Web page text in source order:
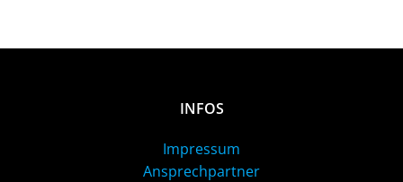
INFOS
Impressum
Ansprechpartner